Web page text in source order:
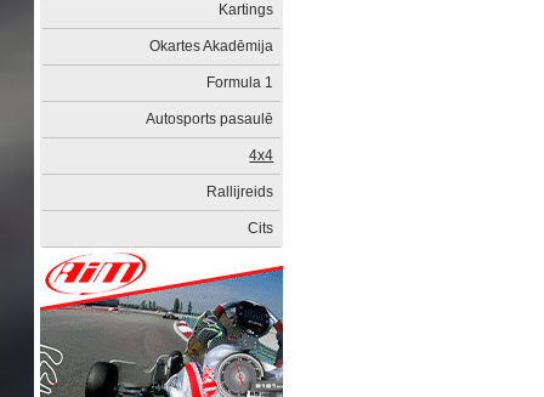
Kartings
Okartes Akadēmija
Formula 1
Autosports pasaulē
4x4
Rallijreids
Cits